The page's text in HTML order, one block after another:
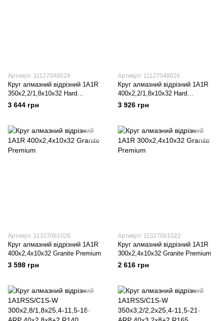
Артикул: 11127048024
Круг алмазний вiдрiзний 1A1R
350x2,2/1,8x10x32 Hard
ceramics
3 644 грн
Артикул: 11127048026
Круг алмазний вiдрiзний 1A1R
400x2,2/1,8x10x32 Hard
ceramics
3 926 грн
Артикул: 11327061026
Круг алмазний вiдрiзний 1A1R
400x2,4x10x32 Granite Premium
3 598 грн
Артикул: 11327061022
Круг алмазний вiдрiзний 1A1R
300x2,4x10x32 Granite Premium
2 616 грн